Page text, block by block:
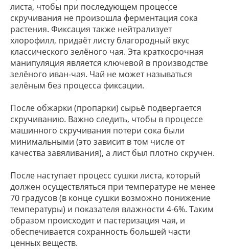
листа, чтобы при последующем процессе
скручивания не произошла ферментация сока
растения. Фиксация также нейтрализует
хлорофилл, придаёт листу благородный вкус
классического зелёного чая. Эта краткосрочная
манипуляция является ключевой в производстве
зелёного иван-чая. Чай не может называться
зелёным без процесса фиксации.
После обжарки (пропарки) сырьё подвергается
скручиванию. Важно следить, чтобы в процессе
машинного скручивания потери сока были
минимальными (это зависит в том числе от
качества завяливания), а лист был плотно скручен.
После наступает процесс сушки листа, который
должен осуществляться при температуре не менее
70 градусов (в конце сушки возможно понижение
температуры) и показателя влажности 4-6%. Таким
образом происходит и пастеризация чая, и
обеспечивается сохранность большей части
ценных веществ.